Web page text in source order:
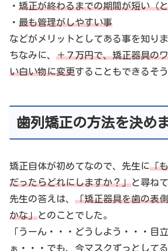
・ 矯正が終わるまでの期間が短い（
・ 最も管理がしやすい事
などがメリットとしてある事を知りま
ちなみに、 ＋７万円で、矯正器具の
い白い物に変更することもできるそう
歯列矯正の方法を決め
矯正自体が初めてなので、先生に「
だったらどれにしますか？」と尋ね
先生の答えは、 「矯正器具を歯の表
かな」とのことでした。
「うーん・・・どうしよう・・・目
ぁ・・・でも、今マスクずっとして